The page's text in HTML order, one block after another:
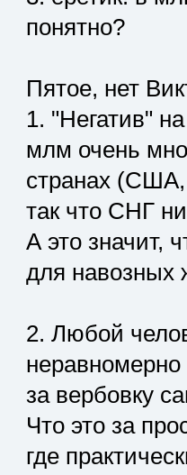
понятно?
Пятое, нет
1. "Негатив"
млм очень
странах
так что СНГ
А это значит,
для навозных
2. Любой
неравномерно
за вербовку
Что это за
где